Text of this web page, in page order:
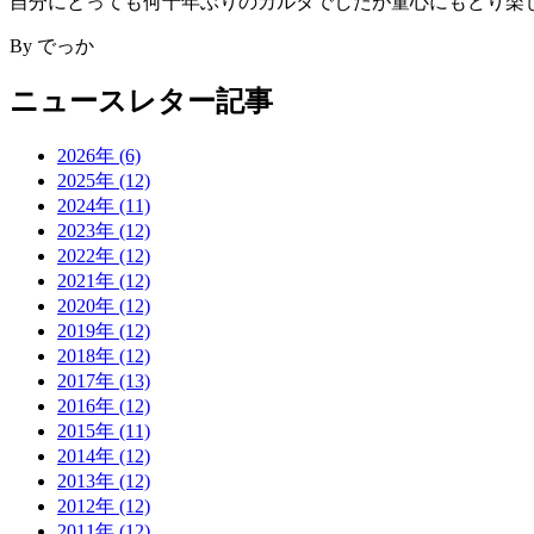
By でっか
ニュースレター記事
2026年 (6)
2025年 (12)
2024年 (11)
2023年 (12)
2022年 (12)
2021年 (12)
2020年 (12)
2019年 (12)
2018年 (12)
2017年 (13)
2016年 (12)
2015年 (11)
2014年 (12)
2013年 (12)
2012年 (12)